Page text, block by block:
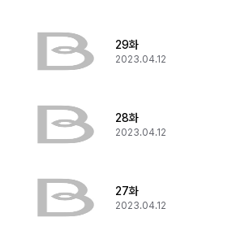
29화
2023.04.12
28화
2023.04.12
27화
2023.04.12